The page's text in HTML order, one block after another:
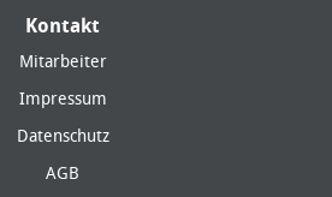
Kontakt
Mitarbeiter
Impressum
Datenschutz
AGB